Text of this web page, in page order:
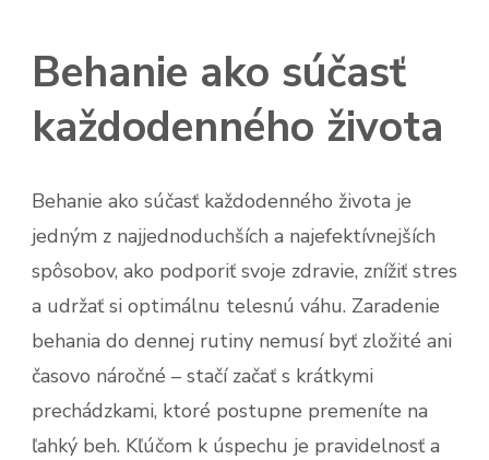
Behanie ako súčasť
každodenného života
Behanie ako súčasť každodenného života je
jedným z najjednoduchších a najefektívnejších
spôsobov, ako podporiť svoje zdravie, znížiť stres
a udržať si optimálnu telesnú váhu. Zaradenie
behania do dennej rutiny nemusí byť zložité ani
časovo náročné – stačí začať s krátkymi
prechádzkami, ktoré postupne premeníte na
ľahký beh. Kľúčom k úspechu je pravidelnosť a